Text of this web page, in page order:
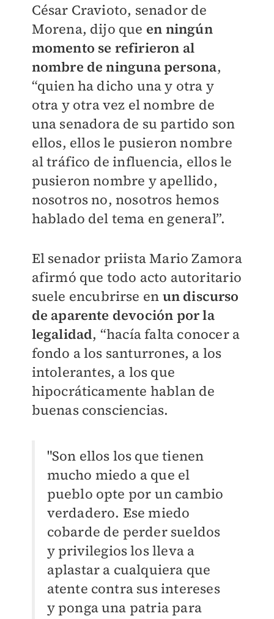
César Cravioto, senador de
Morena, dijo que en ningún
momento se refirieron al
nombre de ninguna persona,
“quien ha dicho una y otra y
otra y otra vez el nombre de
una senadora de su partido son
ellos, ellos le pusieron nombre
al tráfico de influencia, ellos le
pusieron nombre y apellido,
nosotros no, nosotros hemos
hablado del tema en general”.
El senador priista Mario Zamora
afirmó que todo acto autoritario
suele encubrirse en un discurso
de aparente devoción por la
legalidad, “hacía falta conocer a
fondo a los santurrones, a los
intolerantes, a los que
hipocráticamente hablan de
buenas consciencias.
"Son ellos los que tienen
mucho miedo a que el
pueblo opte por un cambio
verdadero. Ese miedo
cobarde de perder sueldos
y privilegios los lleva a
aplastar a cualquiera que
atente contra sus intereses
y ponga una patria para